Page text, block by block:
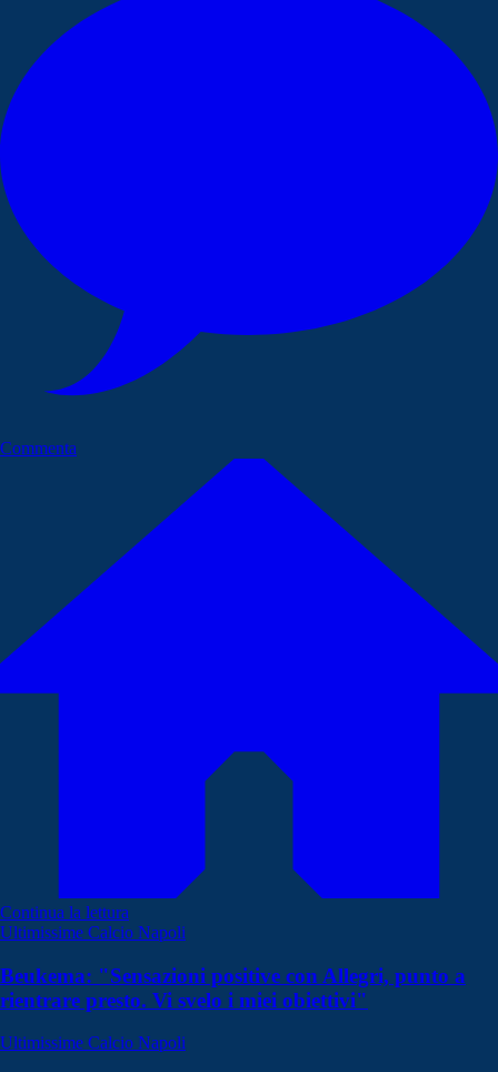
Commenta
Continua la lettura
Ultimissime Calcio Napoli
Beukema: "Sensazioni positive con Allegri, punto a
rientrare presto. Vi svelo i miei obiettivi"
Ultimissime Calcio Napoli